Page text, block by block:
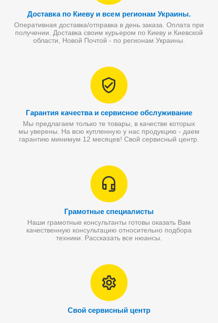
Доставка по Киеву и всем регионам Украины.
Оперативная доставка/отправка в день заказа. Оплата при
получении. Доставка своим курьером по Киеву и Киевской
области, Новой Почтой - по регионам Украины.
Гарантия качества и сервисное обслуживание
Мы предлагаем только те товары, в качестве которых
мы уверены. На всю купленную у нас продукцию - даем
гарантию минимум 12 месяцев! Свой сервисный центр.
Грамотные специалисты
Наши грамотные консультанты готовы оказать Вам
качественную консультацию относительно подбора
техники. Рассказать все нюансы.
Свой сервисный центр